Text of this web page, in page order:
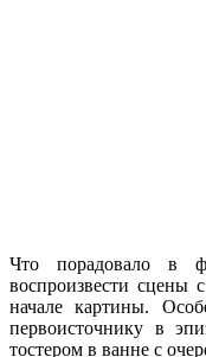
Что порадовало в
воспроизвести
начале картины.
первоисточнику в
тостером в ванне с